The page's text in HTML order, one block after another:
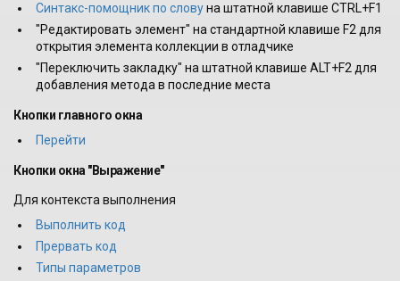
Синтакс-помощник по словуна штатной клавише CTRL+F1
"Редактировать элемент" на стандартной клавише F2 для
открытия элемента коллекции в отладчике
"Переключить закладку" на штатной клавише ALT+F2 для
добавления метода в последние места
Кнопки главного окна
Перейти
Кнопки окна "Выражение"
Для контекста выполнения
Выполнить код
Прервать код
Типы параметров